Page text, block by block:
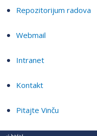
Repozitorijum radova
Webmail
Intranet
Kontakt
Pitajte Vinču